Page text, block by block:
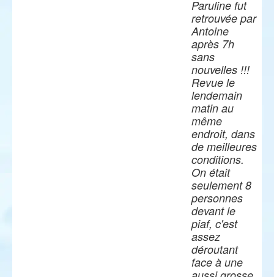
Paruline fut
retrouvée par
Antoine
après 7h
sans
nouvelles !!!
Revue le
lendemain
matin au
même
endroit, dans
de meilleures
conditions.
On était
seulement 8
personnes
devant le
piaf, c'est
assez
déroutant
face à une